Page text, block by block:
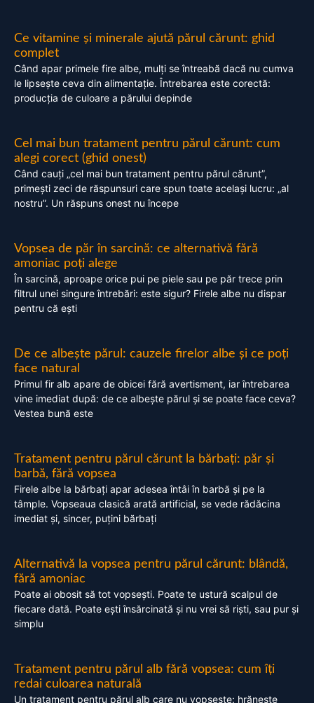
Ce vitamine și minerale ajută părul cărunt: ghid
complet
Când apar primele fire albe, mulți se întreabă dacă nu cumva
le lipsește ceva din alimentație. Întrebarea este corectă:
producția de culoare a părului depinde
Cel mai bun tratament pentru părul cărunt: cum
alegi corect (ghid onest)
Când cauți „cel mai bun tratament pentru părul cărunt”,
primești zeci de răspunsuri care spun toate același lucru: „al
nostru”. Un răspuns onest nu începe
Vopsea de păr în sarcină: ce alternativă fără
amoniac poți alege
În sarcină, aproape orice pui pe piele sau pe păr trece prin
filtrul unei singure întrebări: este sigur? Firele albe nu dispar
pentru că ești
De ce albește părul: cauzele firelor albe și ce poți
face natural
Primul fir alb apare de obicei fără avertisment, iar întrebarea
vine imediat după: de ce albește părul și se poate face ceva?
Vestea bună este
Tratament pentru părul cărunt la bărbați: păr și
barbă, fără vopsea
Firele albe la bărbați apar adesea întâi în barbă și pe la
tâmple. Vopseaua clasică arată artificial, se vede rădăcina
imediat și, sincer, puțini bărbați
Alternativă la vopsea pentru părul cărunt: blândă,
fără amoniac
Poate ai obosit să tot vopsești. Poate te ustură scalpul de
fiecare dată. Poate ești însărcinată și nu vrei să riști, sau pur și
simplu
Tratament pentru părul alb fără vopsea: cum îți
redai culoarea naturală
Un tratament pentru părul alb care nu vopsește: hrănește